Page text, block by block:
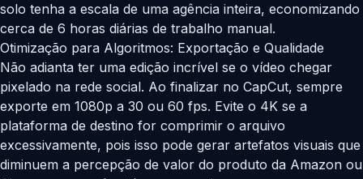
solo tenha a escala de uma agência inteira, economizando
cerca de 6 horas diárias de trabalho manual.
Otimização para Algoritmos: Exportação e Qualidade
Não adianta ter uma edição incrível se o vídeo chegar
pixelado na rede social. Ao finalizar no CapCut, sempre
exporte em 1080p a 30 ou 60 fps. Evite o 4K se a
plataforma de destino for comprimir o arquivo
excessivamente, pois isso pode gerar artefatos visuais que
diminuem a percepção de valor do produto da Amazon ou